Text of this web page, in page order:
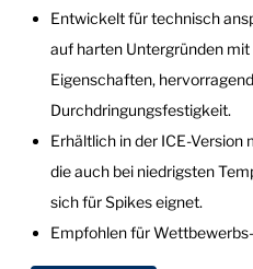
Entwickelt für technisch
auf harten Untergründen
Eigenschaften,
Durchdringungsfestigkeit.
Erhältlich in der ICE-Version
die auch bei niedrigsten
sich für Spikes eignet.
Empfohlen für